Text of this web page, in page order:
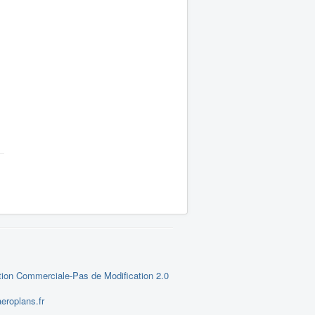
Commerciale-Pas de Modification 2.0